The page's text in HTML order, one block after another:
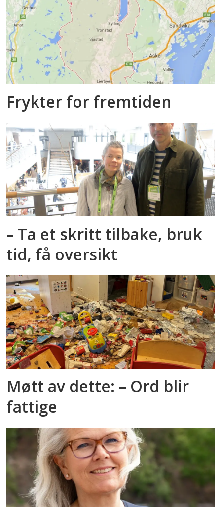
Frykter for fremtiden
– Ta et skritt tilbake, bruk
tid, få oversikt
Møtt av dette: – Ord blir
fattige